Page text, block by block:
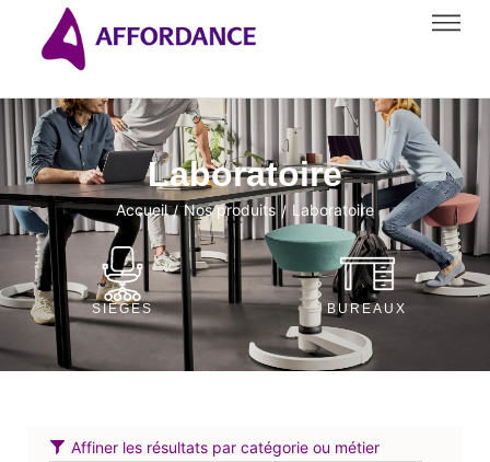
Laboratoire
Accueil / Nos produits / Laboratoire
SIÈGES BUREAUX
Affiner les résultats par catégorie ou métier